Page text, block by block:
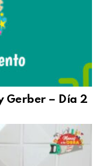
Gerber – Día 2